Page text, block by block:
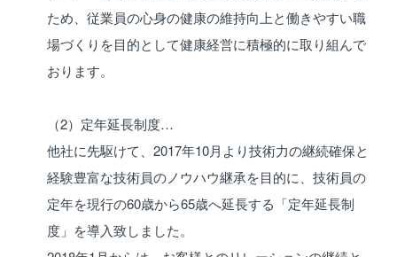
ため、従業員の心身の健康の維持向上と働きやすい職
場づくりを目的として健康経営に積極的に取り組んで
おります。
（2）定年延長制度…
他社に先駆けて、2017年10月より技術力の継続確保と
経験豊富な技術員のノウハウ継承を目的に、技術員の
定年を現行の60歳から65歳へ延長する「定年延長制
度」を導入致しました。